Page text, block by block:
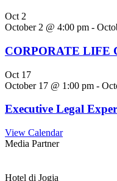
Oct 2
October 2 @ 4:00 pm -
CORPORATE LIFE
Oct 17
October 17 @ 1:00 pm -
Executive Legal
View Calendar
Media Partner
Hotel di Jogja